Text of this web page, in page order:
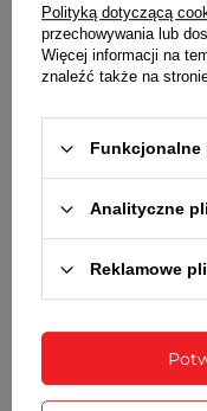
Szafirowe
odporności na
Wysokiej jakości
różowego złota,
dekielek,
TARCZA
Czarna, wskazówki
NEOBRITE
Pokrycie
delikatne
Polityką dotyczącą
przechowywania lub
Więcej informacji na
znaleźć także na
Funkcjonalne
Analityczne
Reklamowe